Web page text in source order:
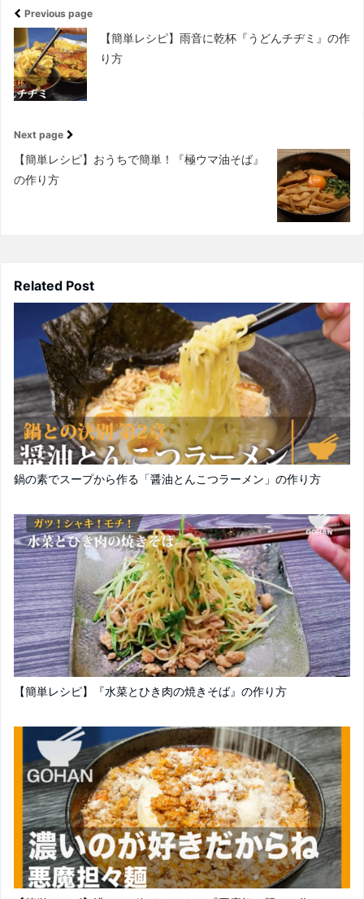
Previous page
【簡単レシピ】雨音に乾杯『うどんチヂミ』の作
り方
Next page
【簡単レシピ】おうちで簡単！『極ウマ油そば』
の作り方
Related Post
鍋の素でスープから作る「醤油とんこつラーメン」の作り方
【簡単レシピ】『水菜とひき肉の焼きそば』の作り方